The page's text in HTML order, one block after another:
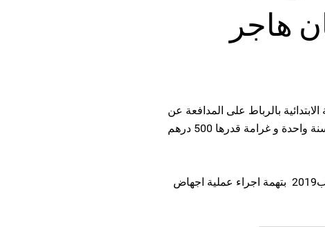
هاجر
حكمت المحكمة الابتدائية بالرباط على المدافعة عن
حقوق الانسان هاجر الريسوني بالسجن لمدة سنة واحدة و غرامة قدرها 500 درهم
تم اعتقال هاجر االريسوني في 31أغسطس اب2019 بتهمة اجراء عملية اجهاض